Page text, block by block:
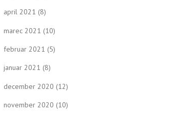
april 2021 (8)
marec 2021 (10)
februar 2021 (5)
januar 2021 (8)
december 2020 (12)
november 2020 (10)